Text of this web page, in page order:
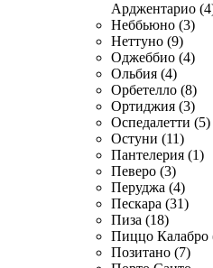
Арджентарио
Неббьюно (3)
Неттуно (9)
Оджеббио (4)
Ольбия (4)
Орбетелло (8)
Ортиджия (3)
Оспедалетти (5)
Остуни (11)
Пантелерия (1)
Певеро (3)
Перуджа (4)
Пескара (31)
Пиза (18)
Пиццо Калабро
Позитано (7)